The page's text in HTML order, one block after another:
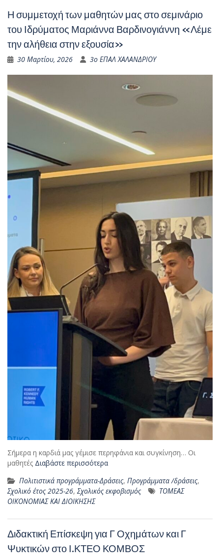
Η συμμετοχή των μαθητών μας στο σεμινάριο
του Ιδρύματος Μαριάννα Βαρδινογιάννη «Λέμε
την αλήθεια στην εξουσία»
30 Μαρτίου, 2026 3ο ΕΠΑΛ ΧΑΛΑΝΔΡΙΟΥ
Σήμερα η καρδιά μας γέμισε περηφάνια και συγκίνηση… Οι
μαθητές Διαβάστε περισσότερα
Πολιτιστικά προγράμματα-Δράσεις, Προγράμματα /δράσεις,
Σχολικό έτος 2025-26,Σχολικός εκφοβισμός
ΤΟΜΕΑΣ
ΟΙΚΟΝΟΜΙΑΣ ΚΑΙ ΔΙΟΙΚΗΣΗΣ
Διδακτική Επίσκεψη για Γ Οχημάτων και Γ
Ψυκτικών στο Ι.ΚΤΕΟ ΚΟΜΒΟΣ